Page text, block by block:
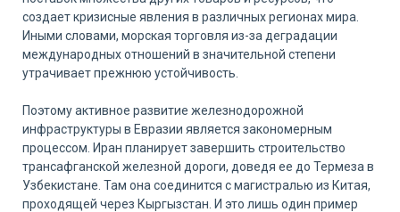
создает кризисные явления в различных регионах мира.
Иными словами, морская торговля из-за деградации
международных отношений в значительной степени
утрачивает прежнюю устойчивость.
Поэтому активное развитие железнодорожной
инфраструктуры в Евразии является закономерным
процессом. Иран планирует завершить строительство
трансафганской железной дороги, доведя ее до Термеза в
Узбекистане. Там она соединится с магистралью из Китая,
проходящей через Кыргызстан. И это лишь один пример